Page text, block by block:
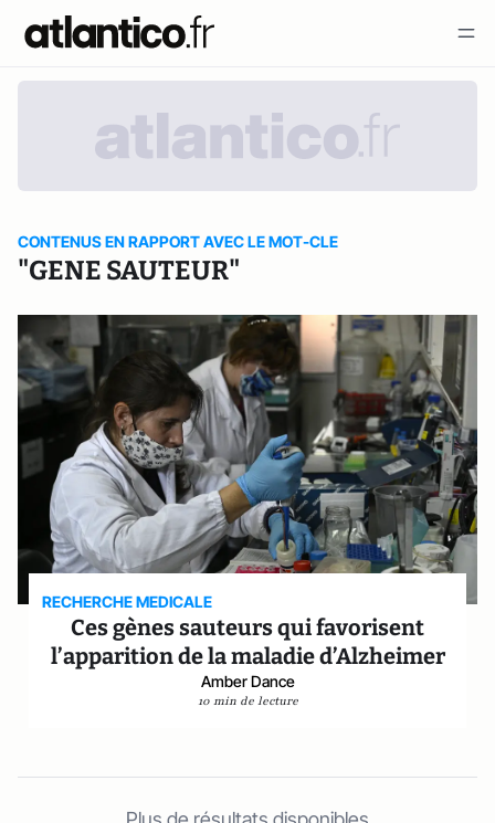
CONTENUS EN RAPPORT AVEC LE MOT-CLE
"GENE SAUTEUR"
RECHERCHE MEDICALE
Ces gènes sauteurs qui favorisent
l’apparition de la maladie d’Alzheimer
Amber Dance
10 min de lecture